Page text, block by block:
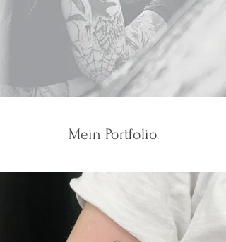
Mein Portfolio